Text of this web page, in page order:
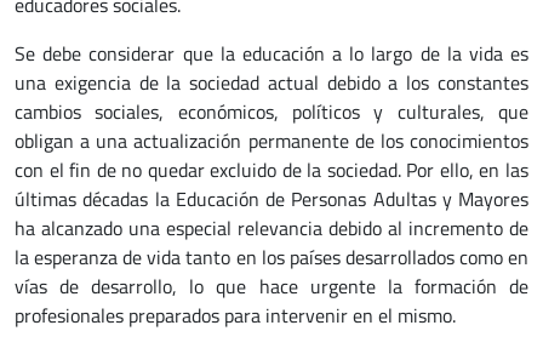
Se debe considerar que la educación a lo largo de la vida es
una exigencia de la sociedad actual debido a los constantes
cambios sociales, económicos, políticos y culturales, que
obligan a una actualización permanente de los conocimientos
con el fin de no quedar excluido de la sociedad. Por ello, en las
últimas décadas la Educación de Personas Adultas y Mayores
ha alcanzado una especial relevancia debido al incremento de
la esperanza de vida tanto en los países desarrollados como en
vías de desarrollo, lo que hace urgente la formación de
profesionales preparados para intervenir en el mismo.